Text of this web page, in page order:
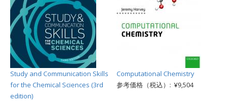
Study and Communication Skills
for the Chemical Sciences (3rd
edition)
Computational Chemistry
参考価格（税込）: ¥9,504